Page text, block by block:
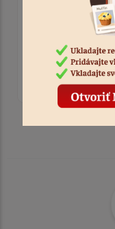
Sviečka dúhová